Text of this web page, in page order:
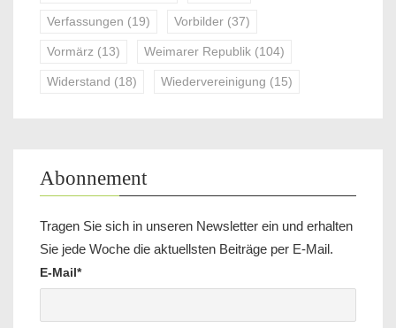
Verfassungen (19) Vorbilder (37)
Vormärz (13) Weimarer Republik (104)
Widerstand (18) Wiedervereinigung (15)
Abonnement
Tragen Sie sich in unseren Newsletter ein und erhalten
Sie jede Woche die aktuellsten Beiträge per E-Mail.
E-Mail*